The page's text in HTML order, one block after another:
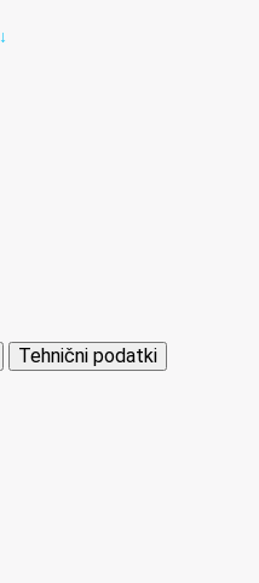
↓
Tehnični podatki